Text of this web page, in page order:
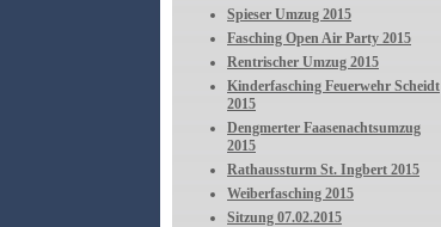
Spieser Umzug 2015
Fasching Open Air Party 2015
Rentrischer Umzug 2015
Kinderfasching Feuerwehr Scheidt
2015
Dengmerter Faasenachtsumzug
2015
Rathaussturm St. Ingbert 2015
Weiberfasching 2015
Sitzung 07.02.2015